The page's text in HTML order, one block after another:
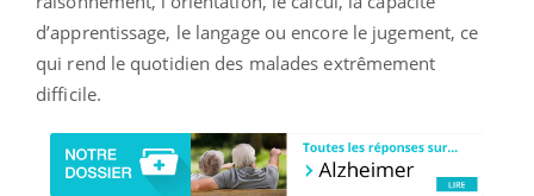
d’apprentissage, le langage ou encore le jugement, ce
qui rend le quotidien des malades extrêmement
difficile.